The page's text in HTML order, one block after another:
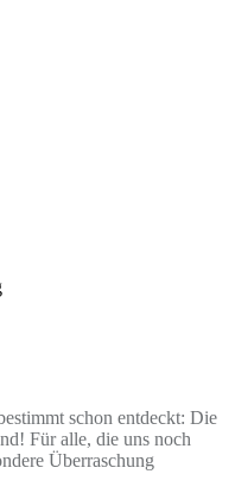
schon entdeckt: Die
Für alle, die uns noch
Überraschung